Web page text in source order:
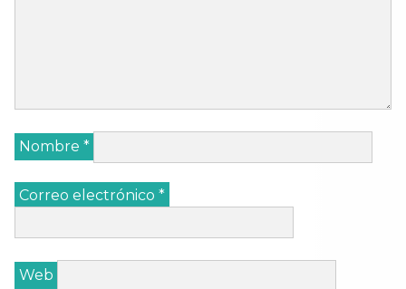
Nombre *
Correo electrónico *
Web